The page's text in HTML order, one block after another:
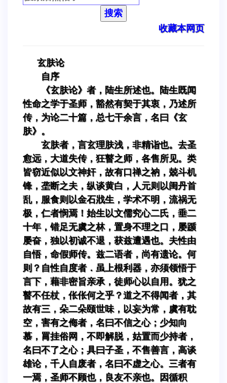
搜索
收藏本网页
玄肤论
自序
《玄肤论》者，陆生所述也。陆生既闻
性命之学于圣师，豁然有契于其衷，乃述所
传，为论二十篇，总七干余言，名曰《玄
肤》。
玄肤者，言玄理肤浅，非精诣也。去圣
愈远，大道失传，狂瞽之师，各售所见。类
皆窃近似以文神奸，故有口禅之衲，兢斗机
锋，垄断之夫，纵谈黄白，人元则以闺丹首
乱，服食则以金石戕生，学术不明，流祸无
极，仁者悯焉！始生以文儒究心二氏，垂二
十年，错足无虞之林，置身不理之口，屡踬
屡奋，独以初诚不退，获兹遭遇也。夫性由
自悟，命假师传。兹二语者，尚有遗论。何
则？自性自度者．虽上根利器，亦须领悟于
言下，藉非密旨亲承，徒师心以自用。犹之
瞽不任杖，伥伥何之乎？道之不得闻者，其
故有三，朵二朵颐世味，以妄为常，虞有耽
空，害有之侮者，名曰不信之心；少知向
慕，罥挂俗网，不即解脱，姑置而少持者，
名曰不了之心；具曰子圣，不售善言，高谈
雄论，千人自废者，名曰不虚之心。三者有
一焉，圣师不顾也，良友不亲也。因循积